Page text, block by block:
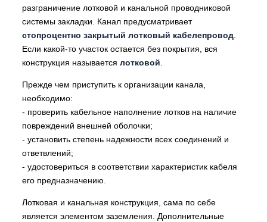
разграничение лотковой и канальной проводниковой
системы закладки. Канал предусматривает
стопроцентно закрытый лотковый кабелепровод.
Если какой-то участок остается без покрытия, вся
конструкция называется лотковой.
Прежде чем приступить к организации канала,
необходимо:
- проверить кабельное наполнение лотков на наличие
повреждений внешней оболочки;
- установить степень надежности всех соединений и
ответвлений;
- удостовериться в соответствии характеристик кабеля
его предназначению.
Лотковая и канальная конструкция, сама по себе
является элементом заземления. Дополнительные